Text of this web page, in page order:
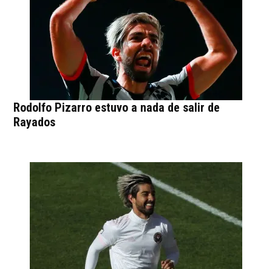
Rodolfo Pizarro estuvo a nada de salir de
Rayados